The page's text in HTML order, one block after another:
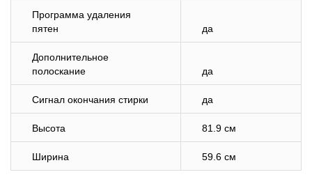
Программа удаления
пятен
да
Дополнительное
полоскание
да
Сигнал окончания стирки да
Высота 81.9 см
Ширина 59.6 см